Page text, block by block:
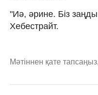
"Иә, әрине. Біз
Хебестрайт.
Мәтіннен қате тапсаңыз,